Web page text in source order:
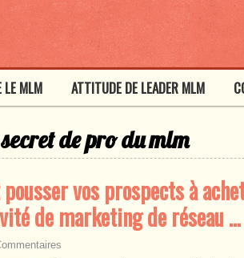
LE MLM ATTITUDE DE LEADER MLM
secret de pro du mlm
vos prospects à
de marketing de réseau …